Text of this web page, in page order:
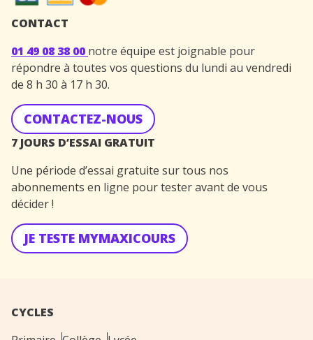
CONTACT
01 49 08 38 00 notre équipe est joignable pour
répondre à toutes vos questions du lundi au vendredi
de 8 h 30 à 17 h 30.
CONTACTEZ-NOUS
7 JOURS D’ESSAI GRATUIT
Une période d’essai gratuite sur tous nos
abonnements en ligne pour tester avant de vous
décider !
JE TESTE MYMAXICOURS
CYCLES